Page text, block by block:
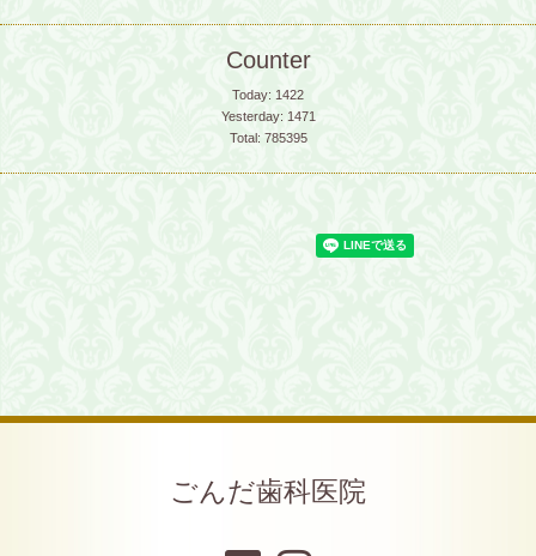
Counter
Today: 1422
Yesterday: 1471
Total: 785395
ごんだ歯科医院